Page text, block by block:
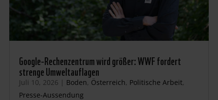
Google-Rechenzentrum wird größer: WWF fordert
strenge Umweltauflagen
Juli 10, 2026 | Boden, Österreich, Politische Arbeit,
Presse-Aussendung